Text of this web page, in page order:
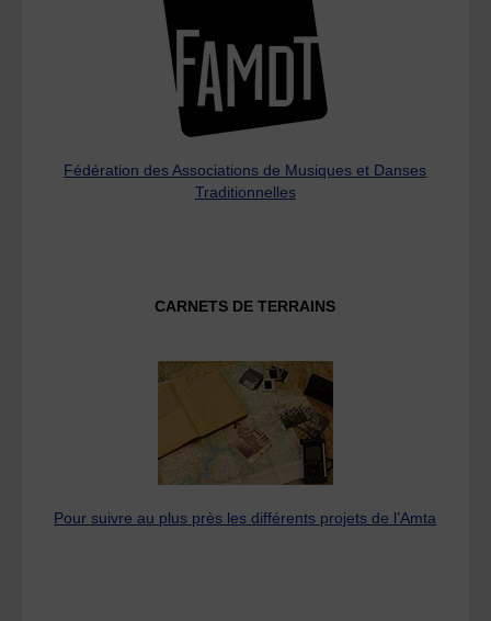
Fédération des Associations de Musiques et Danses
Traditionnelles
CARNETS DE TERRAINS
Pour suivre au plus près les différents projets de l’Amta